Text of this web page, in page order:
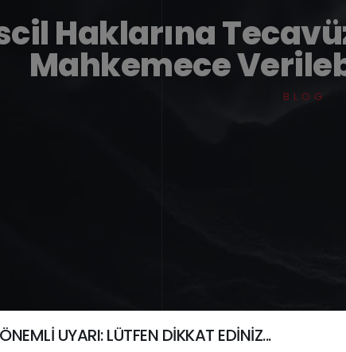
Haklarına
Mahkemece
BLOG
ÖNEMLİ UYARI: LÜTFEN DİKKAT EDİNİZ...